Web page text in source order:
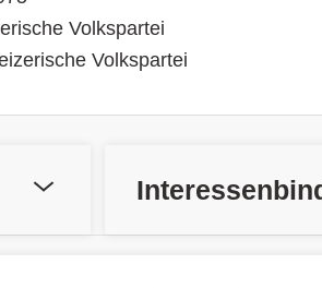
Volkspartei
Volkspartei